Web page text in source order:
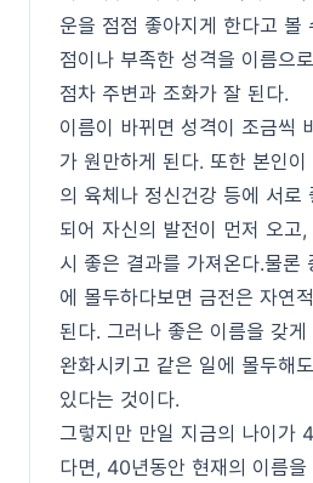
운을 점점 좋아지게 한다고 볼
점이나 부족한 성격을 이름으
점차 주변과 조화가 잘 된다.
이름이 바뀌면 성격이 조금씩
가 원만하게 된다. 또한 본인이
의 육체나 정신건강 등에 서로
되어 자신의 발전이 먼저 오고
시 좋은 결과를 가져온다.물론
에 몰두하다보면 금전은 자연
된다. 그러나 좋은 이름을 갖
완화시키고 같은 일에 몰두해
있다는 것이다.
그렇지만 만일 지금의 나이가
다면, 40년동안 현재의 이름을